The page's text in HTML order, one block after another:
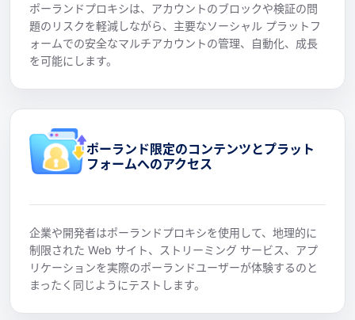
ポーランドプロキシは、アカウントのブロックや検証の問
題のリスクを軽減しながら、主要なソーシャル プラットフ
ォームでの安全なマルチアカウントの管理、自動化、成長
を可能にします。
ポーランド限定のコンテンツとプラット
フォームへのアクセス
企業や開発者はポーランドプロキシを使用して、地理的に
制限された Web サイト、ストリーミング サービス、アプ
リケーションを実際のポーランドユーザーが体験するのと
まったく同じようにテストします。